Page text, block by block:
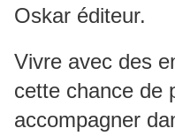
Oskar éditeur.
Vivre avec des
cette chance de
accompagner